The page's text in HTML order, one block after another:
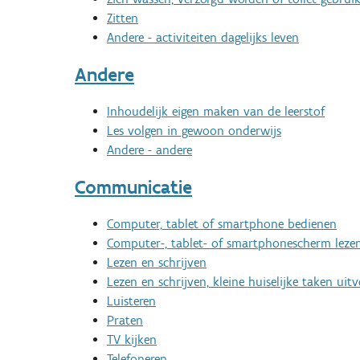
Zitten
Andere - activiteiten dagelijks leven
Andere
Inhoudelijk eigen maken van de leerstof
Les volgen in gewoon onderwijs
Andere - andere
Communicatie
Computer, tablet of smartphone bedienen
Computer-, tablet- of smartphonescherm
Lezen en schrijven
Lezen en schrijven, kleine huiselijke taken
Luisteren
Praten
TV kijken